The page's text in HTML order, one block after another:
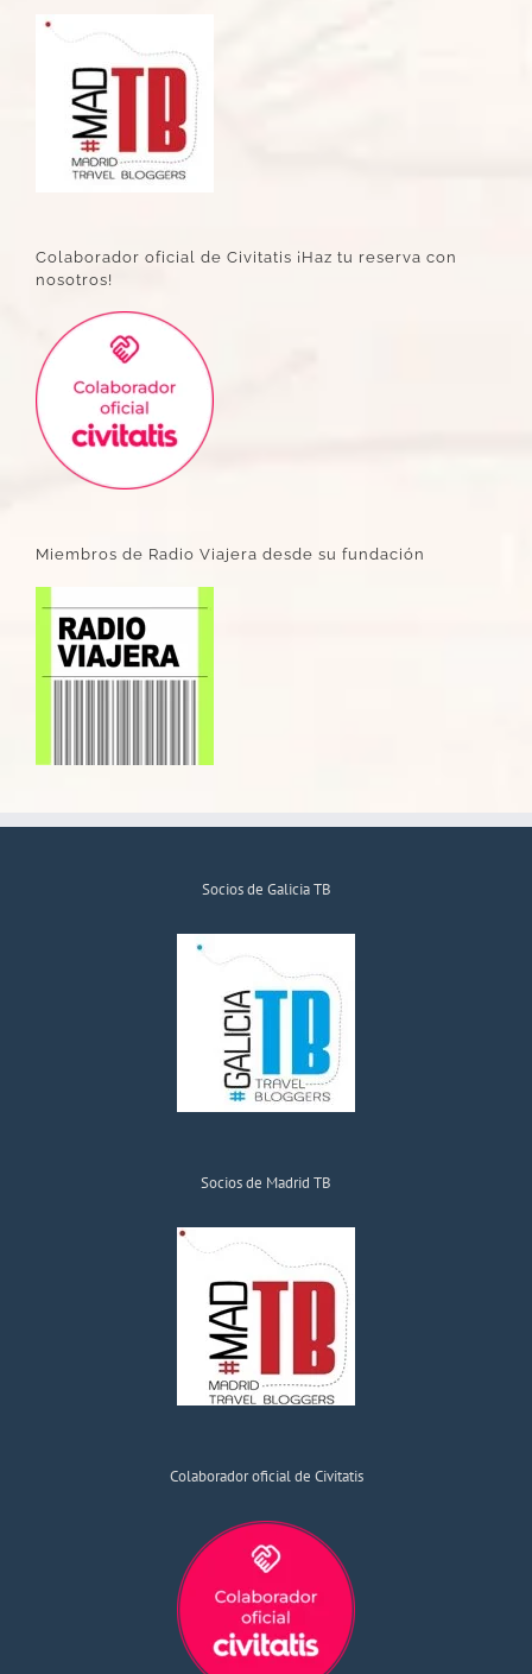
Colaborador oficial de Civitatis ¡Haz tu reserva con
nosotros!
Miembros de Radio Viajera desde su fundación
Socios de Galicia TB
Socios de Madrid TB
Colaborador oficial de Civitatis